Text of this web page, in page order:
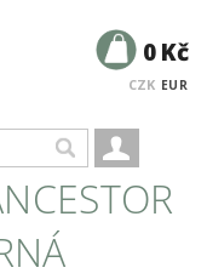
CZK EUR
0 Kč